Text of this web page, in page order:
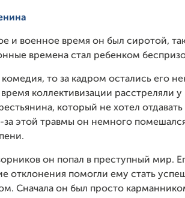
и военное время он был сиротой, так
времена стал ребенком
комедия, то за кадром остались его
коллективизации расстреляли у
который не хотел отдавать
за этой травмы он немного
он попал в преступный мир.
отклонения помогли ему стать
Сначала он был просто